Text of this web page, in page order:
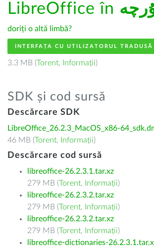
LibreOffice în
doriți o altă limbă?
INTERFAȚA CU UTILIZATORUL TRADUSĂ
3.3 MB (Torent, Informații)
SDK și cod sursă
Descărcare SDK
LibreOffice_26.2.3_MacOS_x86-
46 MB (Torent, Informații)
Descărcare cod sursă
libreoffice-26.2.3.1.tar.xz
279 MB (Torent, Informații)
libreoffice-26.2.3.2.tar.xz
279 MB (Torent, Informații)
libreoffice-26.2.3.2.tar.xz
279 MB (Torent, Informații)
libreoffice-dictionaries-